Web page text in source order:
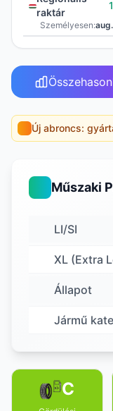
raktár
Személyesen:
Új abroncs:
Műszaki
LI/SI
XL (Extra
Állapot
Jármű
C